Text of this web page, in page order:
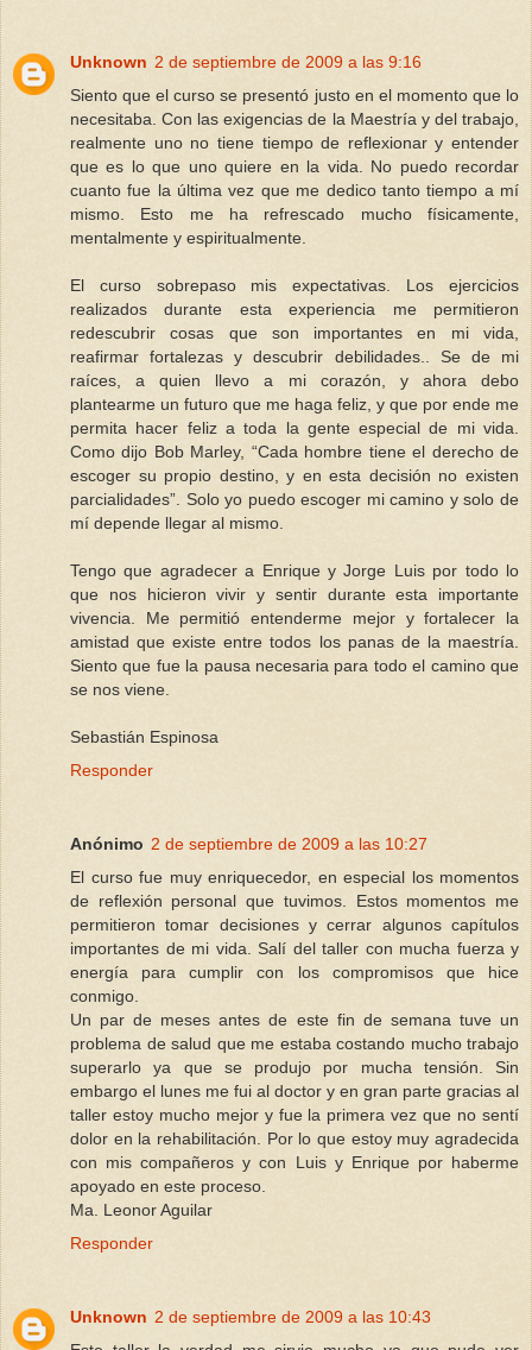
Unknown 2 de septiembre de 2009 a las 9:16
Siento que el curso se presentó justo en el momento que lo
necesitaba. Con las exigencias de la Maestría y del trabajo,
realmente uno no tiene tiempo de reflexionar y entender
que es lo que uno quiere en la vida. No puedo recordar
cuanto fue la última vez que me dedico tanto tiempo a mí
mismo. Esto me ha refrescado mucho físicamente,
mentalmente y espiritualmente.
El curso sobrepaso mis expectativas. Los ejercicios
realizados durante esta experiencia me permitieron
redescubrir cosas que son importantes en mi vida,
reafirmar fortalezas y descubrir debilidades.. Se de mi
raíces, a quien llevo a mi corazón, y ahora debo
plantearme un futuro que me haga feliz, y que por ende me
permita hacer feliz a toda la gente especial de mi vida.
Como dijo Bob Marley, “Cada hombre tiene el derecho de
escoger su propio destino, y en esta decisión no existen
parcialidades”. Solo yo puedo escoger mi camino y solo de
mí depende llegar al mismo.
Tengo que agradecer a Enrique y Jorge Luis por todo lo
que nos hicieron vivir y sentir durante esta importante
vivencia. Me permitió entenderme mejor y fortalecer la
amistad que existe entre todos los panas de la maestría.
Siento que fue la pausa necesaria para todo el camino que
se nos viene.
Sebastián Espinosa
Responder
Anónimo 2 de septiembre de 2009 a las 10:27
El curso fue muy enriquecedor, en especial los momentos
de reflexión personal que tuvimos. Estos momentos me
permitieron tomar decisiones y cerrar algunos capítulos
importantes de mi vida. Salí del taller con mucha fuerza y
energía para cumplir con los compromisos que hice
conmigo.
Un par de meses antes de este fin de semana tuve un
problema de salud que me estaba costando mucho trabajo
superarlo ya que se produjo por mucha tensión. Sin
embargo el lunes me fui al doctor y en gran parte gracias al
taller estoy mucho mejor y fue la primera vez que no sentí
dolor en la rehabilitación. Por lo que estoy muy agradecida
con mis compañeros y con Luis y Enrique por haberme
apoyado en este proceso.
Ma. Leonor Aguilar
Responder
Unknown 2 de septiembre de 2009 a las 10:43